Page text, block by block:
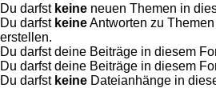
Du darfst keine neuen Themen in
Du darfst keineAntworten zu
erstellen.
Du darfst deine Beiträge in diesem
Du darfst deine Beiträge in diesem
Du darfst keine Dateianhänge in